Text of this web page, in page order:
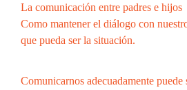
La comunicación entre padres e hijos
Como mantener el diálogo con
que pueda ser la situación.
Comunicarnos adecuadamente